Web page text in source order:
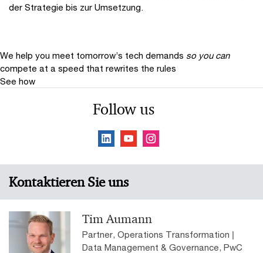
der Strategie bis zur Umsetzung.
We help you meet tomorrow’s tech demands so you can
compete at a speed that rewrites the rules
See how
Follow us
Kontaktieren Sie uns
Tim Aumann
Partner, Operations Transformation |
Data Management & Governance, PwC